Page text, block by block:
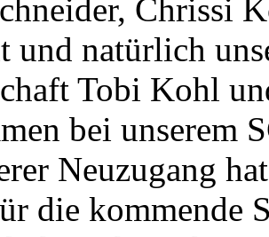
Chrissi
und natürlich
Tobi Kohl
bei unserem
Neuzugang
die kommende